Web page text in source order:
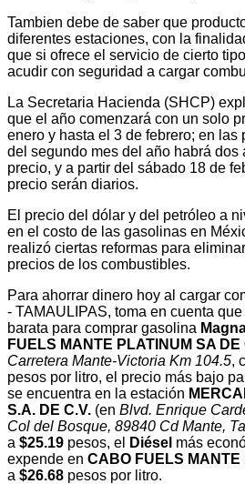
Tambien debe de saber que
diferentes estaciones, con la
que si ofrece el servicio de cierto
acudir con seguridad a cargar
La Secretaria Hacienda (SHCP)
que el año comenzará con un solo
enero y hasta el 3 de febrero; en las
del segundo mes del año habrá dos
precio, y a partir del sábado 18 de
precio serán diarios.
El precio del dólar y del petróleo a
en el costo de las gasolinas en
realizó ciertas reformas para
precios de los combustibles.
Para ahorrar dinero hoy al cargar
- TAMAULIPAS, toma en cuenta
barata para comprar gasolina
FUELS MANTE PLATINUM SA DE
Carretera Mante-Victoria Km 104.5,
pesos por litro, el precio más bajo
se encuentra en la estación
S.A. DE C.V. (en Blvd. Enrique
Col del Bosque, 89840 Cd Mante,
a $25.19 pesos, el Diésel más
expende en CABO FUELS MANTE
a $26.68 pesos por litro.